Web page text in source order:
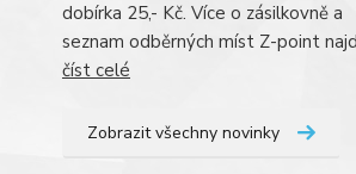
dobírka 25,- Kč. Více o zásilkovně a
seznam odběrných míst Z-point
číst celé
Zobrazit všechny novinky